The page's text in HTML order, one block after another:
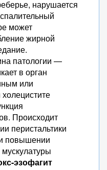
нарушается
может
жирной
патологии —
в орган
или
Происходит
перистальтики
повышении
мускулатуры
эзофагит